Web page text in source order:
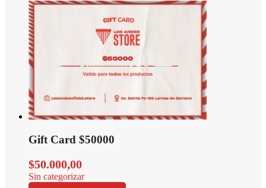
Gift Card $50000
$50.000,00
Sin categorizar